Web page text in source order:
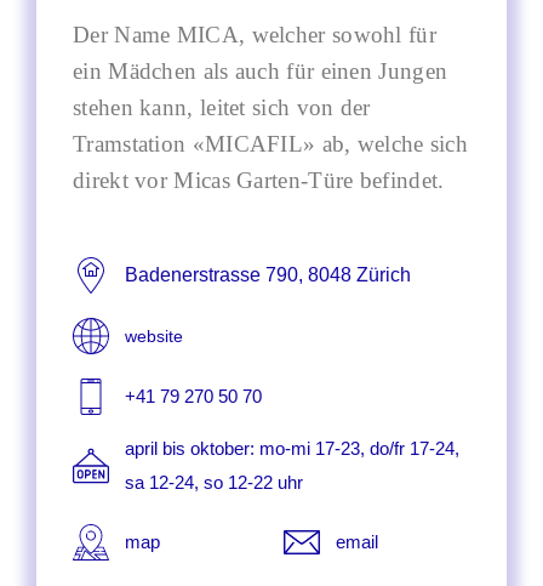
Der Name MICA, welcher sowohl für
ein Mädchen als auch für einen Jungen
stehen kann, leitet sich von der
Tramstation «MICAFIL» ab, welche sich
direkt vor Micas Garten-Türe befindet.
Badenerstrasse 790, 8048 Zürich
website
+41 79 270 50 70
april bis oktober: mo-mi 17-23, do/fr 17-24,
sa 12-24, so 12-22 uhr
map email